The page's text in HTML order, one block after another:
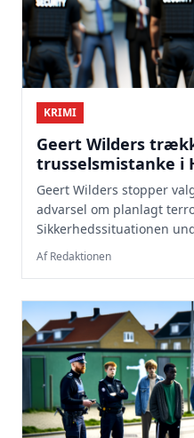
KRIMI
Geert Wilders
trusselsmistanke i
Geert Wilders stopper
advarsel om planlagt
Sikkerhedssituationen
Af Redaktionen